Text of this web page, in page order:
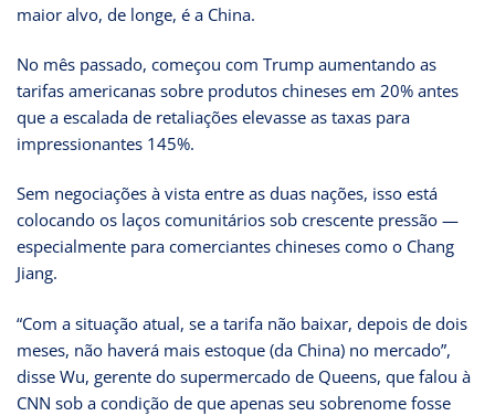
maior alvo, de longe, é a China.
No mês passado, começou com Trump aumentando as
tarifas americanas sobre produtos chineses em 20% antes
que a escalada de retaliações elevasse as taxas para
impressionantes 145%.
Sem negociações à vista entre as duas nações, isso está
colocando os laços comunitários sob crescente pressão —
especialmente para comerciantes chineses como o Chang
Jiang.
“Com a situação atual, se a tarifa não baixar, depois de dois
meses, não haverá mais estoque (da China) no mercado”,
disse Wu, gerente do supermercado de Queens, que falou à
CNN sob a condição de que apenas seu sobrenome fosse